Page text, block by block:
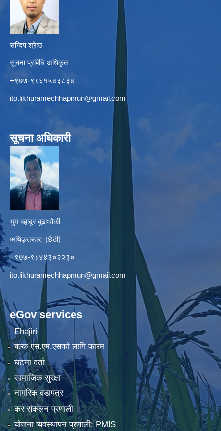
सन्दिप श्रेष्ठ
सूचना प्रबिधि अधिकृत
+९७७-९८६१५४३८३४
ito.likhuramechhapmun@gmail.com
सूचना अधिकारी
भुम बहादुर बुढाथोकी
अधिकृतस्तर (छैठौँ)
+९७७-९८४४३०२२३०
ito.likhuramechhapmun@gmail.com
eGov services
Ehajiri
बल्क एस.एम.एसको लागि फारम
घटना दर्ता
सामाजिक सुरक्षा
नागरिक वडापत्र
कर संकलन प्रणाली
योजना व्यवस्थापन प्रणाली: PMIS